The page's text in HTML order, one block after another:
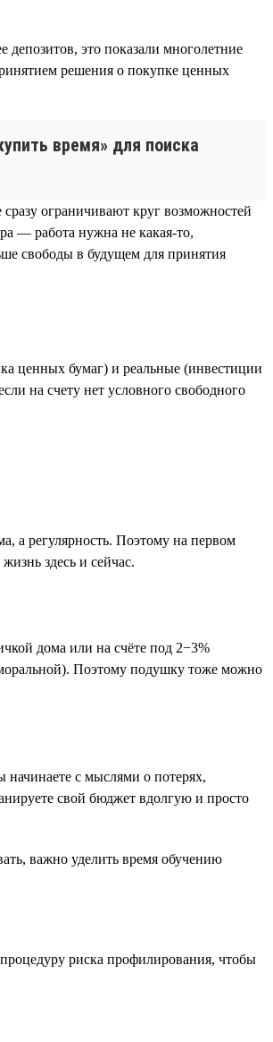
это показали многолетние
решения о покупке ценных
время» для поиска
ограничивают круг возможностей
— работа нужна не какая-то,
свободы в будущем для принятия
ценных бумаг) и реальные (инвестиции
на счету нет условного свободного
а регулярность. Поэтому на первом
здесь и сейчас.
дома или на счёте под 2−3%
Поэтому подушку тоже можно
начинаете с мыслями о потерях,
свой бюджет вдолгую и просто
важно уделить время обучению
риска профилирования, чтобы